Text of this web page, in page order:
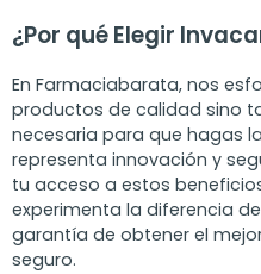
¿Por qué Elegir
En Farmaciabarata, nos
productos de calidad sino
necesaria para que hagas
representa innovación y
tu acceso a estos
experimenta la diferencia
garantía de obtener el
seguro.